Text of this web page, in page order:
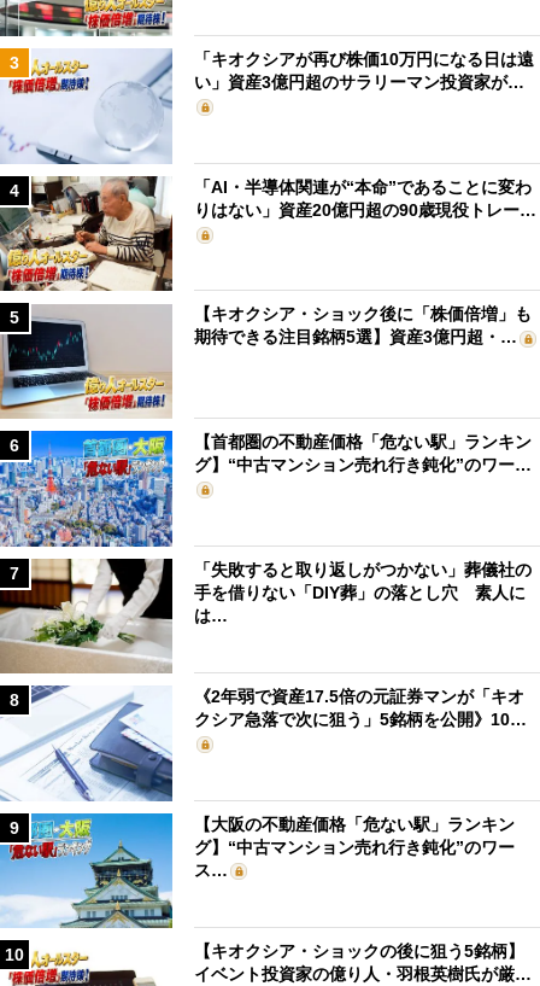
3
「キオクシアが再び株価10万円になる日は遠
い」資産3億円超のサラリーマン投資家が…
4
「AI・半導体関連が“本命”であることに変わ
りはない」資産20億円超の90歳現役トレー…
5
【キオクシア・ショック後に「株価倍増」も
期待できる注目銘柄5選】資産3億円超・…
6
【首都圏の不動産価格「危ない駅」ランキン
グ】“中古マンション売れ行き鈍化”のワー…
7
「失敗すると取り返しがつかない」葬儀社の
手を借りない「DIY葬」の落とし穴 素人に
は…
8
《2年弱で資産17.5倍の元証券マンが「キオ
クシア急落で次に狙う」5銘柄を公開》10…
9
【大阪の不動産価格「危ない駅」ランキン
グ】“中古マンション売れ行き鈍化”のワー
ス…
10
【キオクシア・ショックの後に狙う5銘柄】
イベント投資家の億り人・羽根英樹氏が厳…